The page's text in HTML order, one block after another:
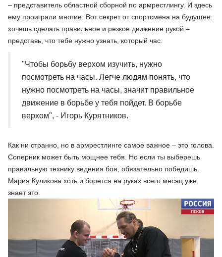
– представитель областной сборной по армрестлингу. И здесь
ему проиграли многие. Вот секрет от спортсмена на будущее:
хочешь сделать правильное и резкое движение рукой –
представь, что тебе нужно узнать, который час.
"Чтобы борьбу верхом изучить, нужно
посмотреть на часы. Легче людям понять, что
нужно посмотреть на часы, значит правильное
движение в борьбе у тебя пойдет. В борьбе
верхом", - Игорь Курятников.
Как ни странно, но в армрестлинге самое важное – это голова.
Соперник может быть мощнее тебя. Но если ты выберешь
правильную технику ведения боя, обязательно победишь.
Мария Куликова хоть и борется на руках всего месяц уже
знает это.